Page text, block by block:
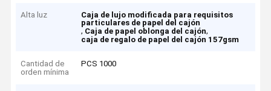
Alta luz
Caja de lujo modificada para requisitos
particulares de papel del cajón
, Caja de papel oblonga del cajón,
caja de regalo de papel del cajón 157gsm
Cantidad de
orden mínima
PCS 1000